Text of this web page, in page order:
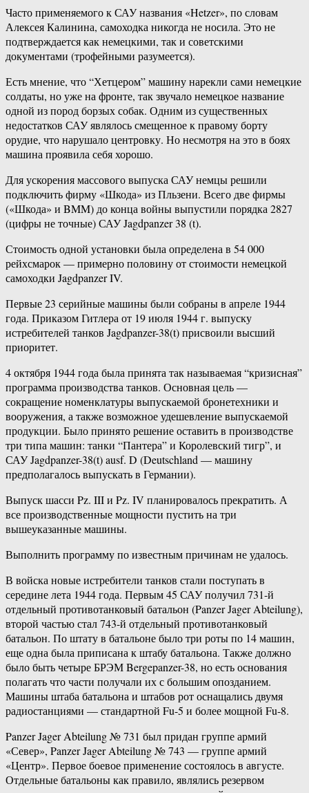
Часто применяемого к САУ названия «Hetzer», по словам
Алексея Калинина, самоходка никогда не носила. Это не
подтверждается как немецкими, так и советскими
документами (трофейными разумеется).
Есть мнение, что “Хетцером” машину нарекли сами немецкие
солдаты, но уже на фронте, так звучало немецкое название
одной из пород борзых собак. Одним из существенных
недостатков САУ являлось смещенное к правому борту
орудие, что нарушало центровку. Но несмотря на это в боях
машина проявила себя хорошо.
Для ускорения массового выпуска САУ немцы решили
подключить фирму «Шкода» из Пльзени. Всего две фирмы
(«Шкода» и BMM) до конца войны выпустили порядка 2827
(цифры не точные) САУ Jagdpanzer 38 (t).
Стоимость одной установки была определена в 54 000
рейхсмарок — примерно половину от стоимости немецкой
самоходки Jagdpanzer IV.
Первые 23 серийные машины были собраны в апреле 1944
года. Приказом Гитлера от 19 июля 1944 г. выпуску
истребителей танков Jagdpanzer-38(t) присвоили высший
приоритет.
4 октября 1944 года была принята так называемая “кризисная”
программа производства танков. Основная цель —
сокращение номенклатуры выпускаемой бронетехники и
вооружения, а также возможное удешевление выпускаемой
продукции. Было принято решение оставить в производстве
три типа машин: танки “Пантера” и Королевский тигр”, и
САУ Jagdpanzer-38(t) ausf. D (Deutschland — машину
предполагалось выпускать в Германии).
Выпуск шасси Pz. III и Pz. IV планировалось прекратить. А
все производственные мощности пустить на три
вышеуказанные машины.
Выполнить программу по известным причинам не удалось.
В войска новые истребители танков стали поступать в
середине лета 1944 года. Первым 45 САУ получил 731-й
отдельный противотанковый батальон (Panzer Jager Abteilung),
второй частью стал 743-й отдельный противотанковый
батальон. По штату в батальоне было три роты по 14 машин,
еще одна была приписана к штабу батальона. Также должно
было быть четыре БРЭМ Bergepanzer-38, но есть основания
полагать что части получали их с большим опозданием.
Машины штаба батальона и штабов рот оснащались двумя
радиостанциями — стандартной Fu-5 и более мощной Fu-8.
Panzer Jager Abteilung № 731 был придан группе армий
«Север», Panzer Jager Abteilung № 743 — группе армий
«Центр». Первое боевое применение состоялось в августе.
Отдельные батальоны как правило, являлись резервом